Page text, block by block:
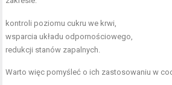
kontroli poziomu cukru we krwi,
wsparcia układu odpornościowego,
redukcji stanów zapalnych.
Warto więc pomyśleć o ich zastosowaniu w